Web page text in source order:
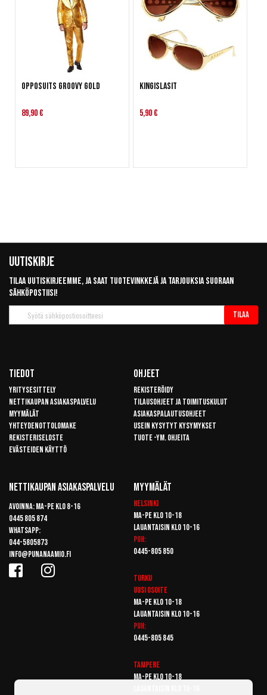
OppoSuits Groovy Gold
89,90 €
Kingislasit
5,90 €
Uutiskirje
Tilaa uutiskirjeemme, ja saat tuotevinkkejä ja tarjouksia suoraan
sähköpostiisi!
uutiskirje
Tilaa
Tiedot
Yritysesittely
Nettikaupan asiakaspalvelu
Myymälät
Yhteydenottolomake
Rekisteriseloste
Evästeiden käyttö
Ohjeet
Rekisteröidy
Tilausohjeet ja toimituskulut
Asiakaspalautusohjeet
Usein kysytyt kysymykset
Tuote -ym. ohjeita
Nettikaupan Asiakaspalvelu
Avoinna: Ma-pe klo 8-16
0445 805 874
Whatsapp:
044-5805873
info@punanaamio.fi
Myymälät
Helsinki
Ma-pe klo 10-18
Lauantaisin klo 10-16
Puh:
0445-805 850
Turku
Uusi osoite
Ma-pe klo 10-18
Lauantaisin klo 10-16
Puh:
0445-805 845
Tampere
Ma-pe klo 10-18